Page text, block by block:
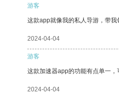
游客
这款app就像我的私人导游，带我
2024-04-04
游客
这款加速器app的功能有点单一，
2024-04-04